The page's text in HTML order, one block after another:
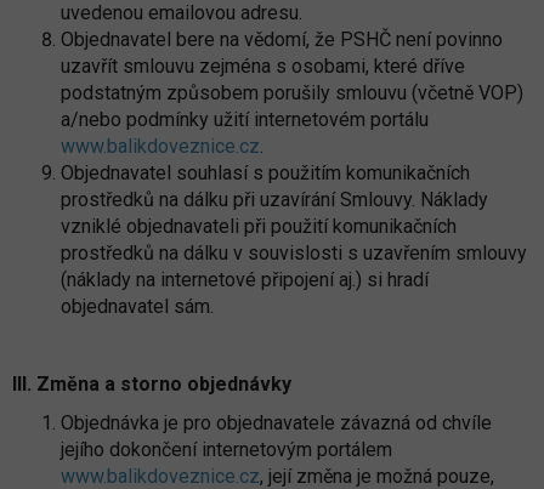
uvedenou emailovou adresu.
Objednavatel bere na vědomí, že PSHČ není povinno
uzavřít smlouvu zejména s osobami, které dříve
podstatným způsobem porušily smlouvu (včetně VOP)
a/nebo podmínky užití internetovém portálu
www.balikdoveznice.cz.
Objednavatel souhlasí s použitím komunikačních
prostředků na dálku při uzavírání Smlouvy. Náklady
vzniklé objednavateli při použití komunikačních
prostředků na dálku v souvislosti s uzavřením smlouvy
(náklady na internetové připojení aj.) si hradí
objednavatel sám.
III. Změna a storno objednávky
Objednávka je pro objednavatele závazná od chvíle
jejího dokončení internetovým portálem
www.balikdoveznice.cz, její změna je možná pouze,